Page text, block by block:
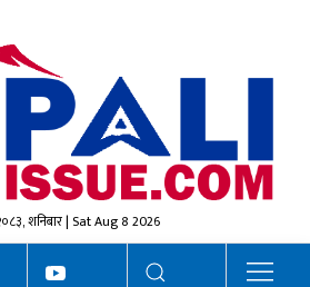
शनिबार | Sat Aug 8 2026